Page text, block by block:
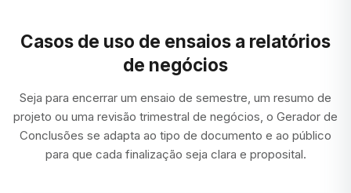
Casos de uso de ensaios a relatórios
de negócios
Seja para encerrar um ensaio de semestre, um resumo de
projeto ou uma revisão trimestral de negócios, o Gerador de
Conclusões se adapta ao tipo de documento e ao público
para que cada finalização seja clara e proposital.